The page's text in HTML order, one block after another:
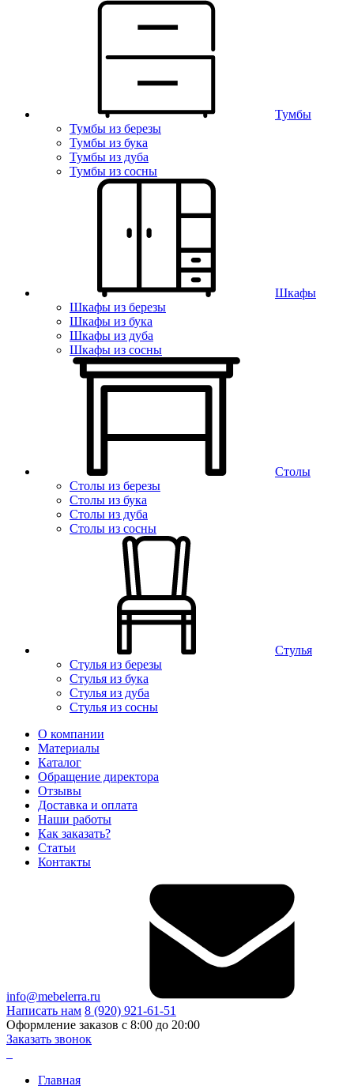
Тумбы
Тумбы из березы
Тумбы из бука
Тумбы из дуба
Тумбы из сосны
Шкафы
Шкафы из березы
Шкафы из бука
Шкафы из дуба
Шкафы из сосны
Столы
Столы из березы
Столы из бука
Столы из дуба
Столы из сосны
Стулья
Стулья из березы
Стулья из бука
Стулья из дуба
Стулья из сосны
О компании
Материалы
Каталог
Обращение директора
Отзывы
Доставка и оплата
Наши работы
Как заказать?
Статьи
Контакты
info@mebelerra.ru
Написать нам 8 (920) 921-61-51
Оформление заказов с 8:00 до 20:00
Заказать звонок
Главная